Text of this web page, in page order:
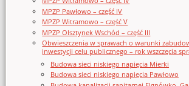
MPZP Pawłowo – część IV
MPZP Witramowo – część V
MPZP Olsztynek Wschód – część III
Obwieszczenia w sprawach o warunki
inwestycji celu publicznego – rok wszczęcia
Budowa sieci niskiego napięcia Mierki
Budowa sieci niskiego napięcia Pawłowo